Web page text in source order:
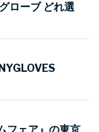
ローブ どれ選